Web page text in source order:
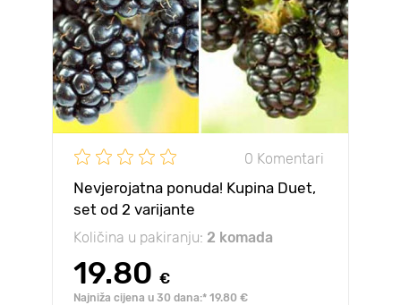
0 Komentari
Nevjerojatna ponuda! Kupina Duet,
set od 2 varijante
Količina u pakiranju: 2 komada
19.80 €
Najniža cijena u 30 dana:* 19.80 €